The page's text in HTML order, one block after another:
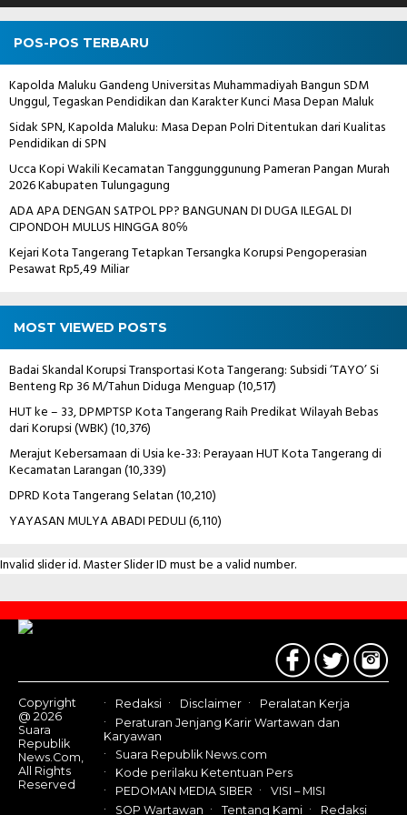
POS-POS TERBARU
Kapolda Maluku Gandeng Universitas Muhammadiyah Bangun SDM
Unggul, Tegaskan Pendidikan dan Karakter Kunci Masa Depan Maluk
Sidak SPN, Kapolda Maluku: Masa Depan Polri Ditentukan dari Kualitas
Pendidikan di SPN
Ucca Kopi Wakili Kecamatan Tanggunggunung Pameran Pangan Murah
2026 Kabupaten Tulungagung
ADA APA DENGAN SATPOL PP? BANGUNAN DI DUGA ILEGAL DI
CIPONDOH MULUS HINGGA 80℅
Kejari Kota Tangerang Tetapkan Tersangka Korupsi Pengoperasian
Pesawat Rp5,49 Miliar
MOST VIEWED POSTS
Badai Skandal Korupsi Transportasi Kota Tangerang: Subsidi ‘TAYO’ Si
Benteng Rp 36 M/Tahun Diduga Menguap(10,517)
HUT ke – 33, DPMPTSP Kota Tangerang Raih Predikat Wilayah Bebas
dari Korupsi (WBK)(10,376)
Merajut Kebersamaan di Usia ke-33: Perayaan HUT Kota Tangerang di
Kecamatan Larangan(10,339)
DPRD Kota Tangerang Selatan(10,210)
YAYASAN MULYA ABADI PEDULI(6,110)
Invalid slider id. Master Slider ID must be a valid number.
Contact
Us
Copyright
@ 2026
Suara
Republik
News.Com,
All Rights
Reserved
Redaksi Disclaimer
Peralatan Kerja
Peraturan Jenjang Karir Wartawan dan
Karyawan
Suara Republik News.com
Kode perilaku Ketentuan Pers
PEDOMAN MEDIA SIBER
VISI – MISI
SOP Wartawan
Tentang Kami Redaksi